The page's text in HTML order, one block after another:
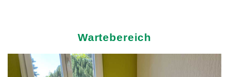
Wartebereich